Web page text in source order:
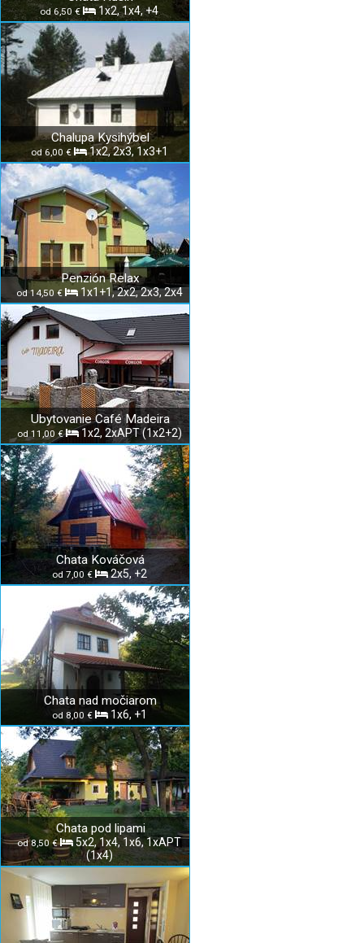
od 6,50 € 1x2, 1x4, +4
Chalupa Kysihýbel
od 6,00 € 1x2, 2x3, 1x3+1
Penzión Relax
od 14,50 € 1x1+1, 2x2, 2x3, 2x4
Ubytovanie Café Madeira
od 11,00 € 1x2, 2xAPT (1x2+2)
Chata Kováčová
od 7,00 € 2x5, +2
Chata nad močiarom
od 8,00 € 1x6, +1
Chata pod lipami
od 8,50 €
5x2, 1x4, 1x6, 1xAPT
(1x4)